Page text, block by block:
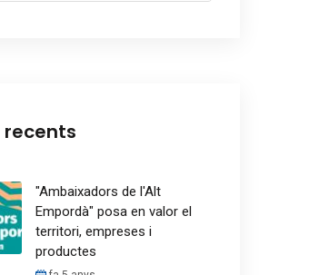
recents
"Ambaixadors de l'Alt
Empordà" posa en valor el
territori, empreses i
productes